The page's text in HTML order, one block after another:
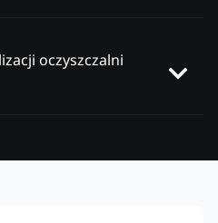
oczyszczalni